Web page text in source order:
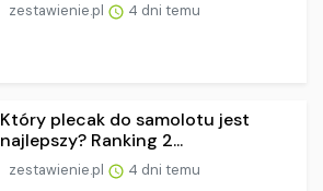
zestawienie.pl 4 dni temu
Który plecak do samolotu jest
najlepszy? Ranking 2...
zestawienie.pl 4 dni temu